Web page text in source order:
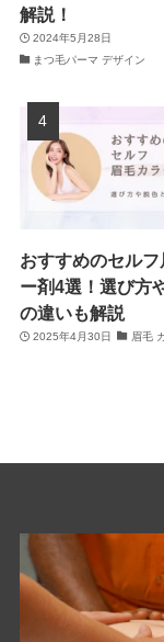
解説！
2024年5月28日
まつ毛パーマ デザイン
おすすめのセルフ
ー剤4選！選び方
の違いも解説
2025年4月30日 眉毛